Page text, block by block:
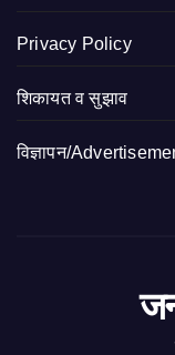
Privacy Policy
शिकायत व सुझाव
विज्ञापन/